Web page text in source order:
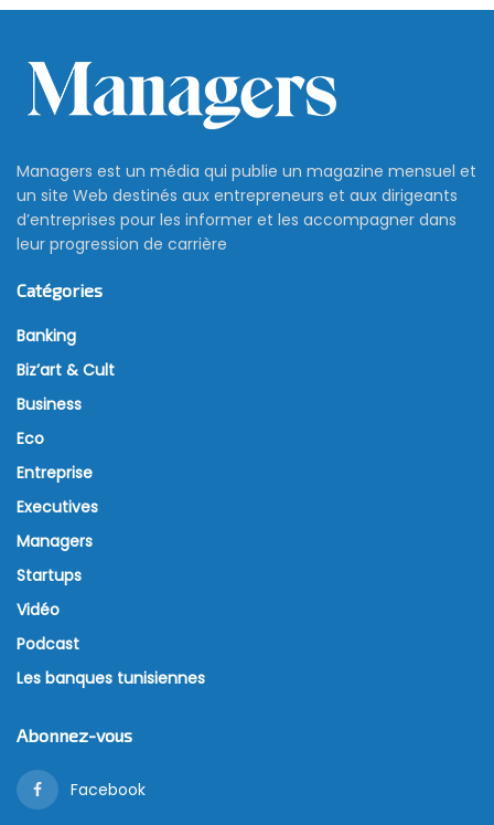
Managers est un média qui publie un magazine mensuel et
un site Web destinés aux entrepreneurs et aux dirigeants
d’entreprises pour les informer et les accompagner dans
leur progression de carrière
Catégories
Banking
Biz’art & Cult
Business
Eco
Entreprise
Executives
Managers
Startups
Vidéo
Podcast
Les banques tunisiennes
Abonnez-vous
Facebook